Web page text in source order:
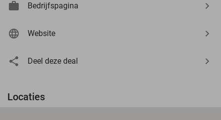
Bedrijfspagina
Website
Deel deze deal
Locaties